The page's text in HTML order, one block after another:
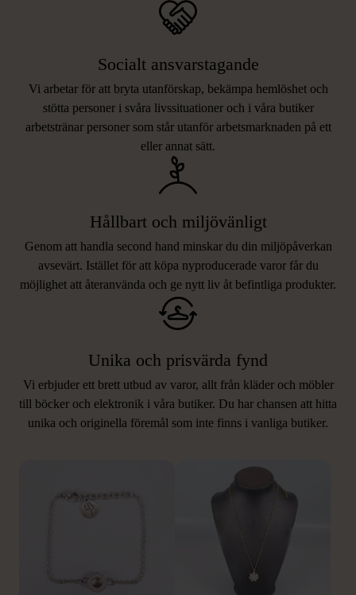
Socialt ansvarstagande
Vi arbetar för att bryta utanförskap, bekämpa hemlöshet och
stötta personer i svåra livssituationer och i våra butiker
arbetstränar personer som står utanför arbetsmarknaden på ett
eller annat sätt.
Hållbart och miljövänligt
Genom att handla second hand minskar du din miljöpåverkan
avsevärt. Istället för att köpa nyproducerade varor får du
möjlighet att återanvända och ge nytt liv åt befintliga produkter.
Unika och prisvärda fynd
Vi erbjuder ett brett utbud av varor, allt från kläder och möbler
till böcker och elektronik i våra butiker. Du har chansen att hitta
unika och originella föremål som inte finns i vanliga butiker.
LIKNANDE PRODUKTER
Hitta produkter som påminner om denna